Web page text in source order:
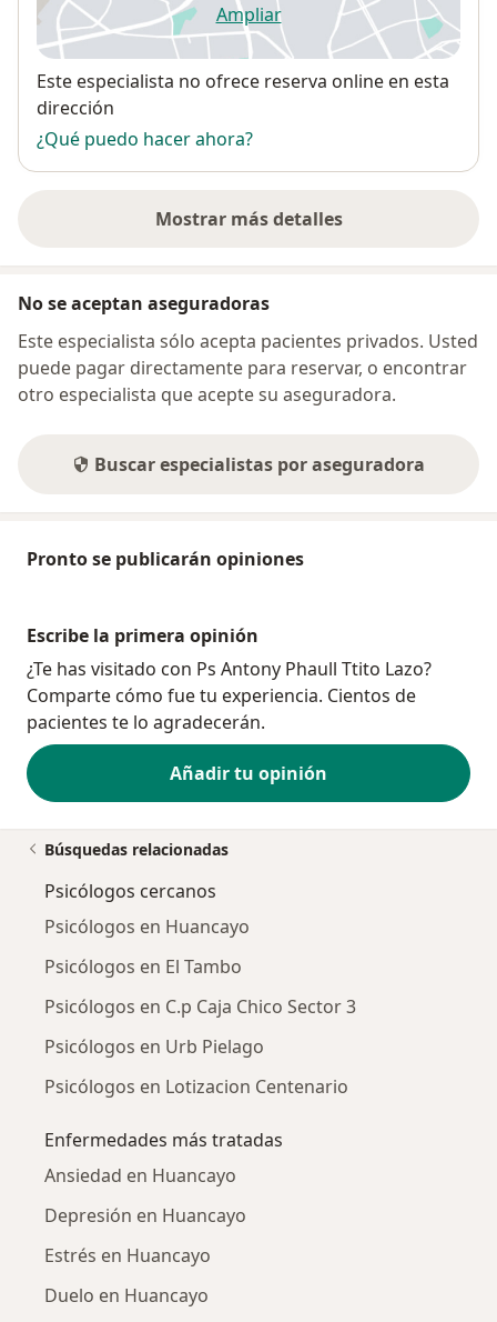
Ampliarse abre en una nueva
Disponibilidad
Este especialista no ofrece reserva online en esta
dirección
¿Qué puedo hacer ahora?
Mostrar más detalles
sobre la dirección
No se aceptan aseguradoras
Este especialista sólo acepta pacientes privados. Usted
puede pagar directamente para reservar, o encontrar
otro especialista que acepte su aseguradora.
Buscar especialistas por aseguradora
Pronto se publicarán opiniones
Escribe la primera opinión
¿Te has visitado con Ps Antony Phaull Ttito Lazo?
Comparte cómo fue tu experiencia. Cientos de
pacientes te lo agradecerán.
Añadir tu opinión
Búsquedas relacionadas
Psicólogos cercanos
Psicólogos en Huancayo
Psicólogos en El Tambo
Psicólogos en C.p Caja Chico Sector 3
Psicólogos en Urb Pielago
Psicólogos en Lotizacion Centenario
Enfermedades más tratadas
Ansiedad en Huancayo
Depresión en Huancayo
Estrés en Huancayo
Duelo en Huancayo